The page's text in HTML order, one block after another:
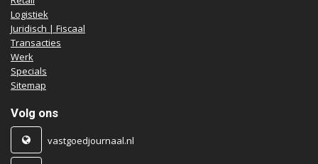
Logistiek
Juridisch | Fiscaal
Transacties
Werk
Specials
Sitemap
Volg ons
vastgoedjournaal.nl